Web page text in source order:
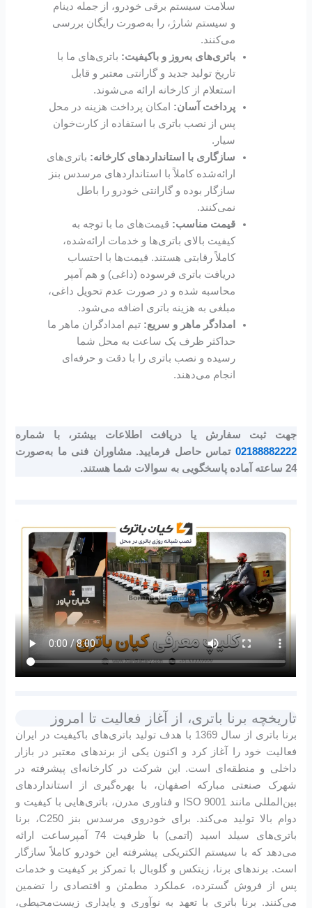
سلامت سیستم برقی خودرو، از جمله دینام
و سیستم شارژ، را به‌صورت رایگان بررسی
می‌کنند.
باتری‌های به‌روز و باکیفیت: باتری‌های ما با
تاریخ تولید جدید و گارانتی معتبر و قابل
استعلام از کارخانه ارائه می‌شوند.
پرداخت آسان: امکان پرداخت هزینه در محل
پس از نصب باتری با استفاده از کارت‌خوان
سیار.
سازگاری با استانداردهای کارخانه: باتری‌های
ارائه‌شده کاملاً با استانداردهای مرسدس بنز
سازگار بوده و گارانتی خودرو را باطل
نمی‌کنند.
قیمت مناسب: قیمت‌های ما با توجه به
کیفیت بالای باتری‌ها و خدمات ارائه‌شده،
کاملاً رقابتی هستند. قیمت‌ها با احتساب
دریافت باتری فرسوده (داغی) و هم آمپر
محاسبه شده و در صورت عدم تحویل داغی،
مبلغی به هزینه باتری اضافه می‌شود.
امدادگر ماهر و سریع: تیم امدادگران ماهر ما
حداکثر ظرف یک ساعت به محل شما
رسیده و نصب باتری را با دقت و حرفه‌ای
انجام می‌دهند.
جهت ثبت سفارش یا دریافت اطلاعات بیشتر، با شماره
02188882222 تماس حاصل فرمایید. مشاوران فنی ما به‌صورت
24 ساعته آماده پاسخگویی به سوالات شما هستند.
تاریخچه برنا باتری، از آغاز فعالیت تا امروز
برنا باتری از سال 1369 با هدف تولید باتری‌های باکیفیت در ایران
فعالیت خود را آغاز کرد و اکنون یکی از برندهای معتبر در بازار
داخلی و منطقه‌ای است. این شرکت در کارخانه‌ای پیشرفته در
شهرک صنعتی مبارکه اصفهان، با بهره‌گیری از استانداردهای
بین‌المللی مانند ISO 9001 و فناوری مدرن، باتری‌هایی با کیفیت و
دوام بالا تولید می‌کند. برای خودروی مرسدس بنز C250، برنا
باتری‌های سیلد اسید (اتمی) با ظرفیت 74 آمپرساعت ارائه
می‌دهد که با سیستم الکتریکی پیشرفته این خودرو کاملاً سازگار
است. برندهای برنا، زیتکس و گلوبال با تمرکز بر کیفیت و خدمات
پس از فروش گسترده، عملکرد مطمئن و اقتصادی را تضمین
می‌کنند. برنا باتری با تعهد به نوآوری و پایداری زیست‌محیطی،